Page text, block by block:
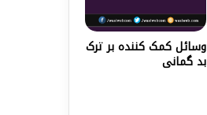
وسائل کمک کننده بر ترک
بد گمانی